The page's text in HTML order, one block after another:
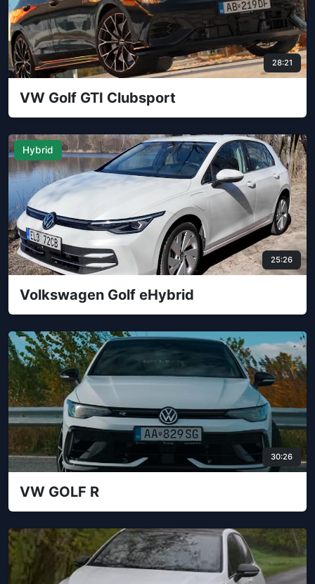
28:21
VW Golf GTI Clubsport
Hybrid
25:26
Volkswagen Golf eHybrid
30:26
VW GOLF R